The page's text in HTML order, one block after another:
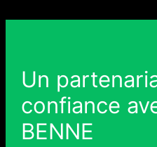
Un
confiance
BENNE